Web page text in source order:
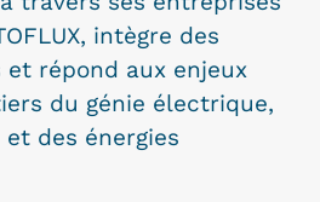
intègre des
répond aux enjeux
du génie électrique,
des énergies